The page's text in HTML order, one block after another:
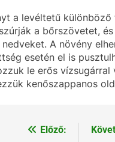
a levéltetű különböző
a bőrszövetet,
A növény
esetén el is
le erős vízsugárral
kenőszappanos
Előző: